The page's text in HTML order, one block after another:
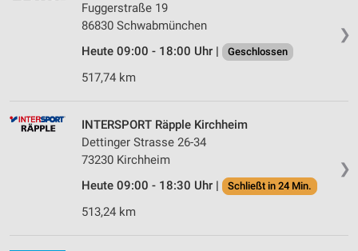
❯
Fuggerstraße 19
86830 Schwabmünchen
Heute 09:00 - 18:00 Uhr |
Geschlossen
517,74 km
❯
INTERSPORT Räpple Kirchheim
Dettinger Strasse 26-34
73230 Kirchheim
Heute 09:00 - 18:30 Uhr |
Schließt in 24 Min.
513,24 km